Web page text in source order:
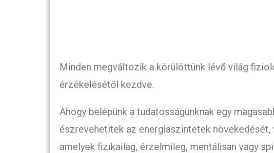
Minden megváltozik a körülöttünk lévő világ
érzékelésétől kezdve.
Ahogy belépünk a tudatosságunknak egy
észrevehetitek az energiaszintetek
amelyek fizikailag, érzelmileg, mentálisan vagy